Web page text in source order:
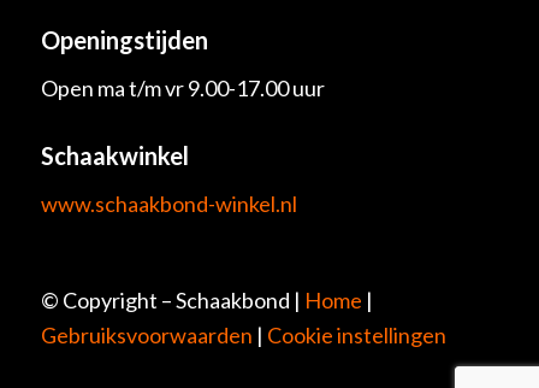
Openingstijden
Open ma t/m vr 9.00-17.00 uur
Schaakwinkel
www.schaakbond-winkel.nl
© Copyright – Schaakbond | Home |
Gebruiksvoorwaarden | Cookie instellingen